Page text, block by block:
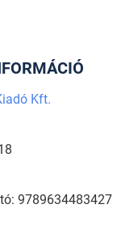
Kft.
9789634483427